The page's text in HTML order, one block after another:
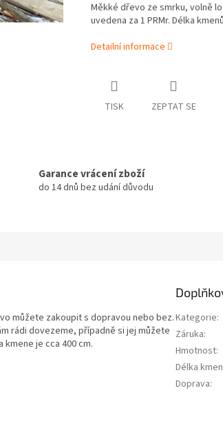
Měkké dřevo ze smrku, volně
uvedena za 1 PRMr. Délka
Detailní informace
TISK ZEPTAT SE
Garance vrácení zboží
do 14 dnů bez udání důvodu
můžete zakoupit s dopravou nebo bez.
rádi dovezeme, případně si jej můžete
kmene je cca 400 cm.
Kategorie:
Záruka:
Hmotnost:
Délka
Doprava: